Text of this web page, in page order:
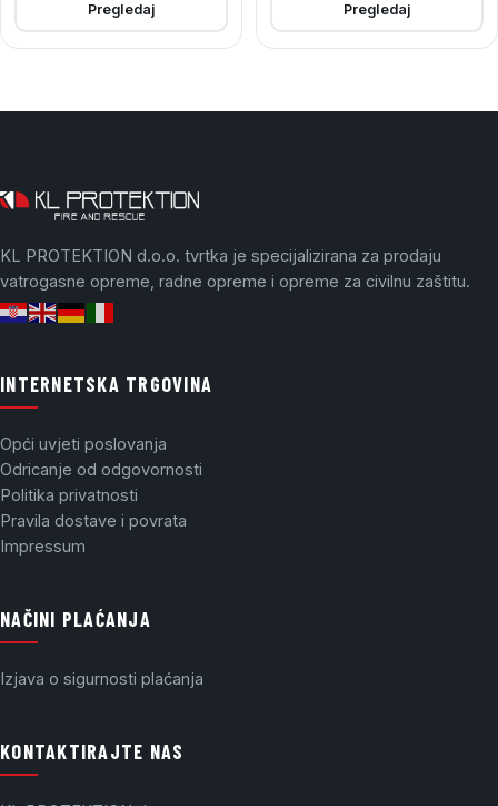
Pregledaj Pregledaj
KL PROTEKTION d.o.o. tvrtka je specijalizirana za prodaju
vatrogasne opreme, radne opreme i opreme za civilnu zaštitu.
INTERNETSKA TRGOVINA
Opći uvjeti poslovanja
Odricanje od odgovornosti
Politika privatnosti
Pravila dostave i povrata
Impressum
NAČINI PLAĆANJA
Izjava o sigurnosti plaćanja
KONTAKTIRAJTE NAS